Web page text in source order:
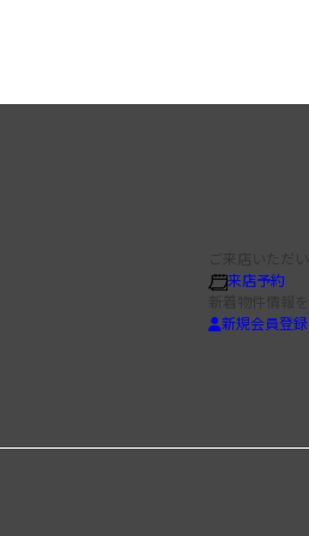
来店予約
新規会員登録